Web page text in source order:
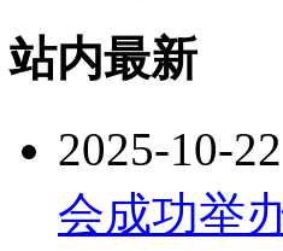
站内最新
2025-10-22
会成功举